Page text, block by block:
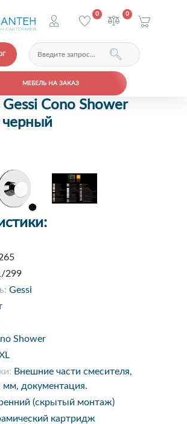
МЕБЕЛЬ НА ЗАКАЗ
0 0
Cono Shower
299
Gessi
Shower
Внешние части смесителя,
документация.
(скрытый монтаж)
картридж